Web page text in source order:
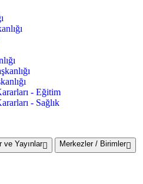
- Eğitim
- Sağlık
ve Yayınlar
Merkezler / Birimler